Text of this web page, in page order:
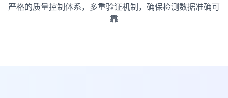
严格的质量控制体系，多重验证机制，确保检测数据准确可
靠